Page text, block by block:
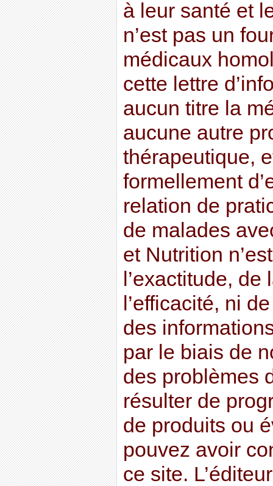
à leur santé et
n’est pas un
médicaux
cette lettre
aucun titre la
aucune autre
thérapeutique,
formellement
relation de
de malades
et Nutrition
l’exactitude,
l’efficacité, ni
des
par le biais de
des problèmes
résulter de
de produits ou
pouvez avoir
ce site.